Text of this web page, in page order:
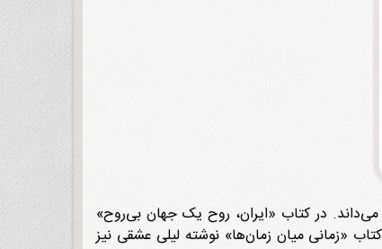
در کتاب «ایران، روح یک جهان بی‌روح»
«زمانی میان زمان‌ها» نوشته لیلی عشقی نیز